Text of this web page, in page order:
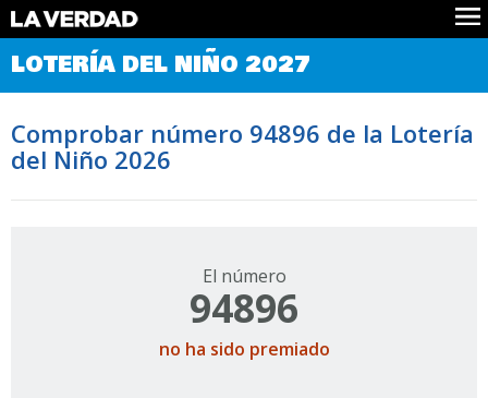
Comprobar Loteria del Niño
Premios
Noticias
Datos
Historia
LOTERÍA DEL NIÑO 2027
Comprobar número 94896 de la Lotería
del Niño 2026
El número
94896
no ha sido premiado